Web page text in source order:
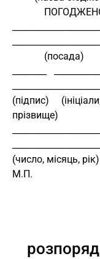
(підпис)
прізвище)
(число, місяць,
М.П.